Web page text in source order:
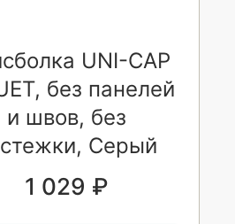
UNI-CAP
без панелей
и швов, без
Серый
1 029 ₽